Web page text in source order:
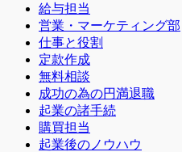
給与担当
営業・マーケティング部
仕事と役割
定款作成
無料相談
成功の為の円満退職
起業の諸手続
購買担当
起業後のノウハウ